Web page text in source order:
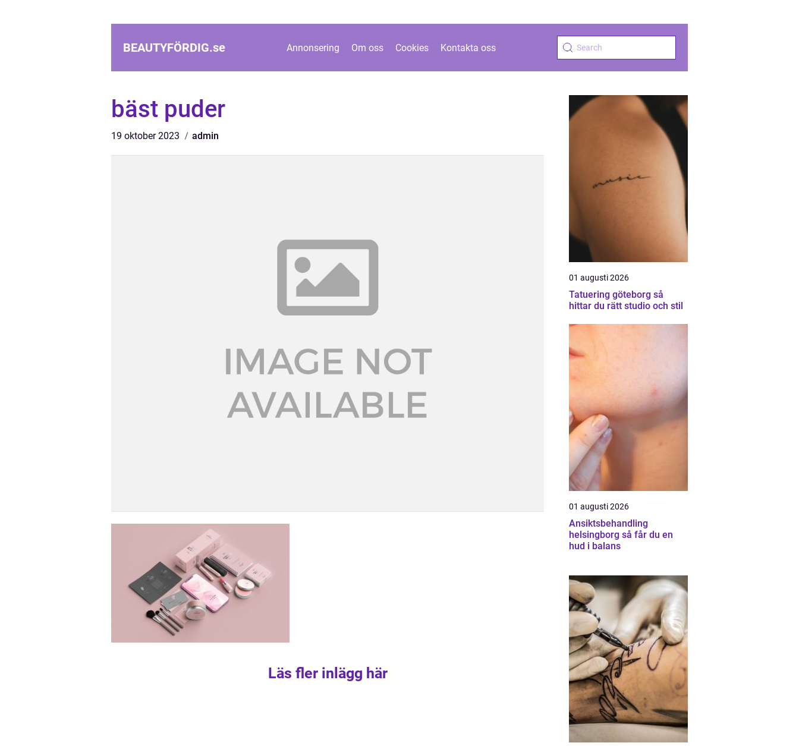
BEAUTYFÖRDIG.se Annonsering Om oss Cookies Kontakta oss
bäst puder
19 oktober 2023 admin
Läs fler inlägg här
01 augusti 2026
Tatuering göteborg så
hittar du rätt studio och stil
01 augusti 2026
Ansiktsbehandling
helsingborg så får du en
hud i balans